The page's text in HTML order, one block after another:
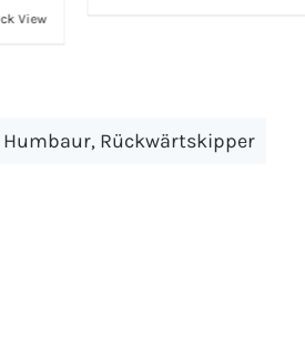
Humbaur, Rückwärtskipper